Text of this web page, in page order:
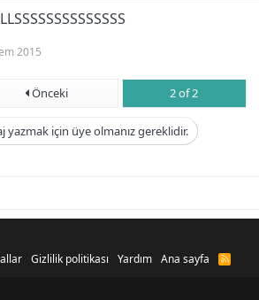
2015
Önceki 2 of 2
yazmak için üye olmanız gereklidir.
Gizlilik politikası Yardım Ana sayfa
R